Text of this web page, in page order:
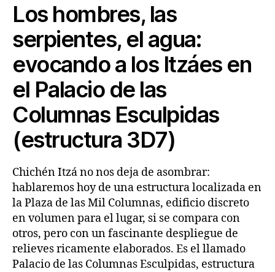
Los hombres, las
serpientes, el agua:
evocando a los Itzáes en
el Palacio de las
Columnas Esculpidas
(estructura 3D7)
Chichén Itzá no nos deja de asombrar:
hablaremos hoy de una estructura localizada en
la Plaza de las Mil Columnas, edificio discreto
en volumen para el lugar, si se compara con
otros, pero con un fascinante despliegue de
relieves ricamente elaborados. Es el llamado
Palacio de las Columnas Esculpidas, estructura